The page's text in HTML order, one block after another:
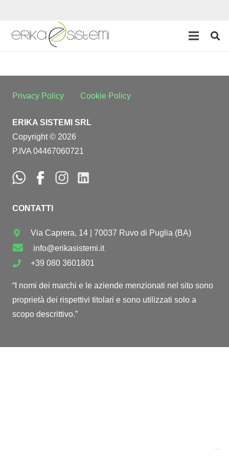
Privacy Policy Cookie Policy
ERIKA SISTEMI SRL
Copyright © 2026
P.IVA 04467060721
CONTATTI
Via Caprera, 14 | 70037 Ruvo di Puglia (BA)
info@erikasistemi.it
+39 080 3601801
“I nomi dei marchi e le aziende menzionati nel sito sono
proprietà dei rispettivi titolari e sono utilizzati solo a
scopo descrittivo.”